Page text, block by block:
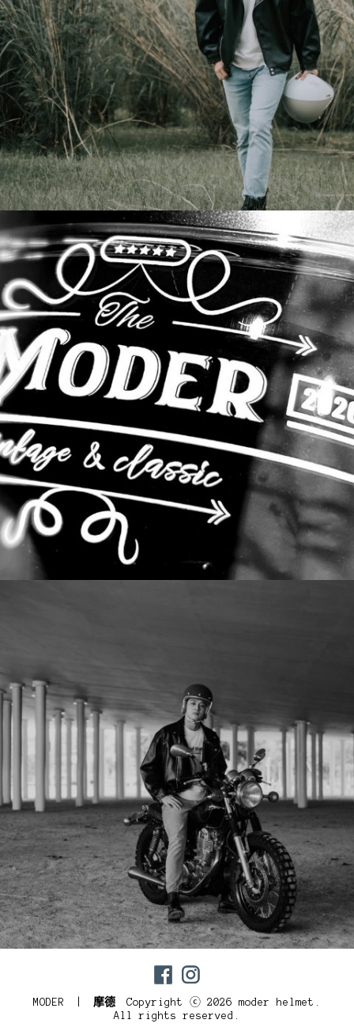
MODER | 摩德 Copyright ⓒ 2026 moder helmet.
All rights reserved.